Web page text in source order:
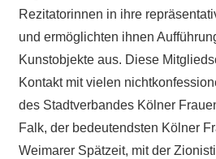
Rezitatorinnen in ihre
und ermöglichten ihnen
Kunstobjekte aus. Diese
Kontakt mit vielen
des Stadtverbandes Kölner
Falk, der bedeutendsten Kölner
Weimarer Spätzeit, mit der